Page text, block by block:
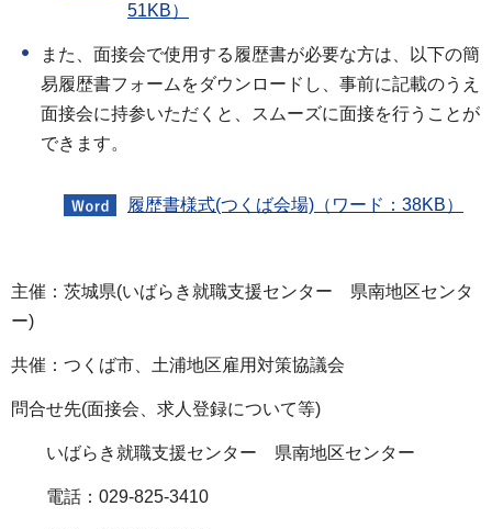
51KB）
また、面接会で使用する履歴書が必要な方は、以下の簡
易履歴書フォームをダウンロードし、事前に記載のうえ
面接会に持参いただくと、スムーズに面接を行うことが
できます。
履歴書様式(つくば会場)（ワード：38KB）
主催：茨城県(いばらき就職支援センター 県南地区センタ
ー)
共催：つくば市、土浦地区雇用対策協議会
問合せ先(面接会、求人登録について等)
いばらき就職支援センター 県南地区センター
電話：029-825-3410